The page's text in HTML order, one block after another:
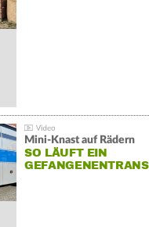
Mini-Knast auf Rädern
SO LÄUFT EIN